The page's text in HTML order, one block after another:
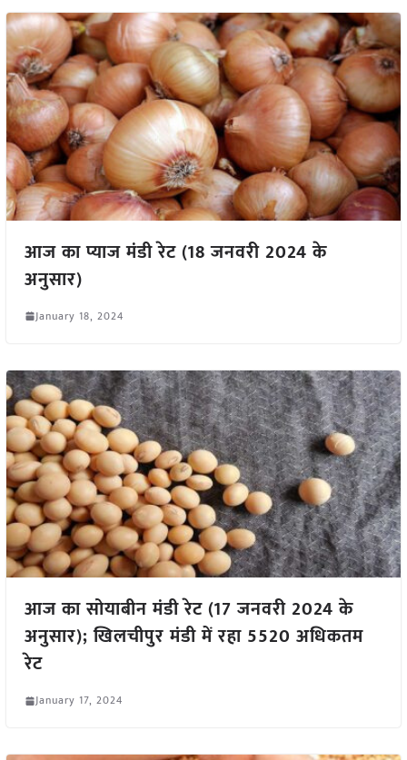
आज का प्याज मंडी रेट (18 जनवरी 2024 के
अनुसार)
January 18, 2024
आज का सोयाबीन मंडी रेट (17 जनवरी 2024 के
अनुसार); खिलचीपुर मंडी में रहा 5520 अधिकतम
रेट
January 17, 2024